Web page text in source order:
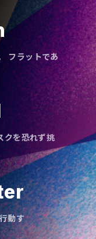
フラットであ
クを恐れず挑
動す